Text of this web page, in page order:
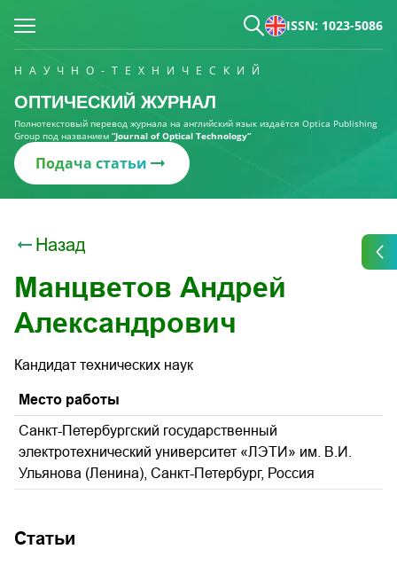
ISSN: 1023-5086
НАУЧНО-ТЕХНИЧЕСКИЙ
ОПТИЧЕСКИЙ ЖУРНАЛ
Полнотекстовый перевод журнала на английский язык издаётся Optica Publishing
Group под названием “Journal of Optical Technology“
Подача статьи
Назад
Манцветов Андрей
Александрович
Кандидат технических наук
Место работы
Санкт-Петербургский государственный
электротехнический университет «ЛЭТИ» им. В.И.
Ульянова (Ленина), Санкт-Петербург, Россия
Статьи